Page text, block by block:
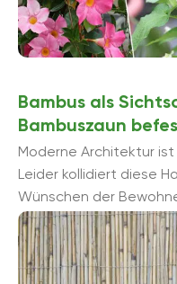
Bambus als
Bambuszaun
Moderne Architektur
Leider kollidiert diese
Wünschen der
wünscht sich manch